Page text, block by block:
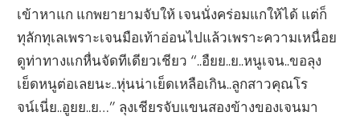
เข้าหาแก แกพยายามจับให้ เจนนั่งคร่อมแกให้ได้ แต่ก็
ทุลักทุเลเพราะเจนมือเท้าอ่อนไปแล้วเพราะความเหนื่อย
ดูท่าทางแกหื่นจัดทีเดียวเชียว “..อืยย..ย..หนูเจน..ขอลุง
เย็ดหนูต่อเลยนะ..หุ่นน่าเย็ดเหลือเกิน..ลูกสาวคุณโร
จน์เนี่ย..อูยย..ย…” ลุงเชียรจับแขนสองข้างของเจนมา